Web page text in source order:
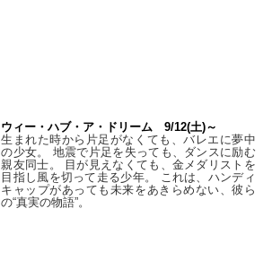
ウィー・ハブ・ア・ドリーム 9/12(土)～
生まれた時から片足がなくても、バレエに夢中
の少女。 地震で片足を失っても、ダンスに励む
親友同士。 目が見えなくても、金メダリストを
目指し風を切って走る少年。 これは、ハンディ
キャップがあっても未来をあきらめない、彼ら
の“真実の物語”。